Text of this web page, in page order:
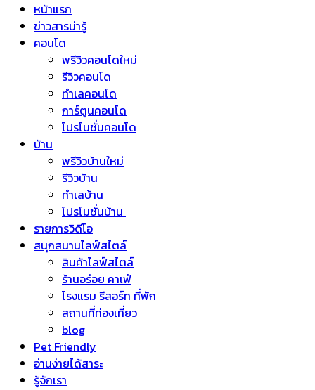
หน้าแรก
ข่าวสารน่ารู้
คอนโด
พรีวิวคอนโดใหม่
รีวิวคอนโด
ทำเลคอนโด
การ์ตูนคอนโด
โปรโมชั่นคอนโด
บ้าน
พรีวิวบ้านใหม่
รีวิวบ้าน
ทำเลบ้าน
โปรโมชั่นบ้าน
รายการวิดีโอ
สนุกสนานไลฟ์สไตล์
สินค้าไลฟ์สไตล์
ร้านอร่อย คาเฟ่
โรงแรม รีสอร์ท ที่พัก
สถานที่ท่องเที่ยว
blog
Pet Friendly
อ่านง่ายได้สาระ
รู้จักเรา